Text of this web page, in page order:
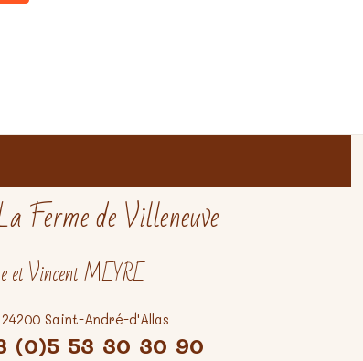
Ferme de Villeneuve
et Vincent MEYRE
24200 Saint-André-d'Allas
(0)5 53 30 30 90